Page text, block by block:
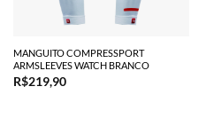
MANGUITO COMPRESSPORT
ARMSLEEVES WATCH BRANCO
R$219,90